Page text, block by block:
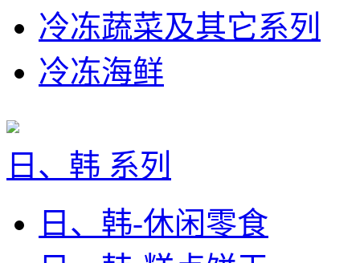
冷冻蔬菜及其它系列
冷冻海鲜
日、韩 系列
日、韩-休闲零食